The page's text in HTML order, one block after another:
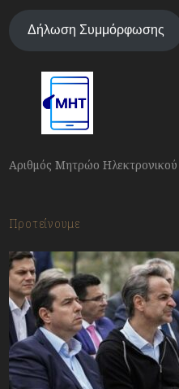
Δήλωση Συμμόρφωσης
Αριθμός Μητρώο
Προτείνουμε